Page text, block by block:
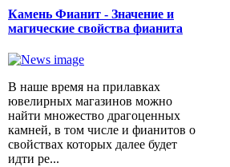
Камень Фианит - Значение и
магические свойства фианита
В наше время на прилавках
ювелирных магазинов можно
найти множество драгоценных
камней, в том числе и фианитов о
свойствах которых далее будет
идти ре...